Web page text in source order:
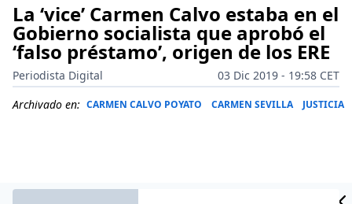
La ‘vice’ Carmen Calvo estaba en el
Gobierno socialista que aprobó el
‘falso préstamo’, origen de los ERE
Periodista Digital
03 Dic 2019 - 19:58 CET
Archivado en: CARMEN CALVO POYATO CARMEN SEVILLA JUSTICIA